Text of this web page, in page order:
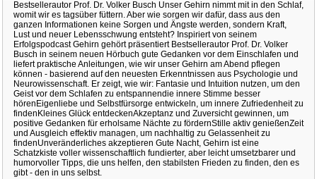
Bestsellerautor Prof. Dr. Volker Busch Unser Gehirn nimmt mit in den Schlaf,
womit wir es tagsüber füttern. Aber wie sorgen wir dafür, dass aus den
ganzen Informationen keine Sorgen und Ängste werden, sondern Kraft,
Lust und neuer Lebensschwung entsteht? Inspiriert von seinem
Erfolgspodcast Gehirn gehört präsentiert Bestsellerautor Prof. Dr. Volker
Busch in seinem neuen Hörbuch gute Gedanken vor dem Einschlafen und
liefert praktische Anleitungen, wie wir unser Gehirn am Abend pflegen
können - basierend auf den neuesten Erkenntnissen aus Psychologie und
Neurowissenschaft. Er zeigt, wie wir: Fantasie und Intuition nutzen, um den
Geist vor dem Schlafen zu entspannendie innere Stimme besser
hörenEigenliebe und Selbstfürsorge entwickeln, um innere Zufriedenheit zu
findenKleines Glück entdeckenAkzeptanz und Zuversicht gewinnen, um
positive Gedanken für erholsame Nächte zu fördernStille aktiv genießenZeit
und Ausgleich effektiv managen, um nachhaltig zu Gelassenheit zu
findenUnveränderliches akzeptieren Gute Nacht, Gehirn ist eine
Schatzkiste voller wissenschaftlich fundierter, aber leicht umsetzbarer und
humorvoller Tipps, die uns helfen, den stabilsten Frieden zu finden, den es
gibt - den in uns selbst.